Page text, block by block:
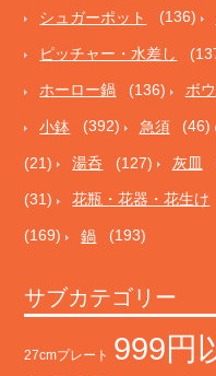
シュガーポット (136)
ピッチャー・水差し
ホーロー鍋 (136) ボ
小鉢 (392) 急須 (46)
(21) 湯呑 (127) 灰皿
(31) 花瓶・花器・花生け
(169) 鍋 (193)
サブカテゴリー
27cmプレート 999円